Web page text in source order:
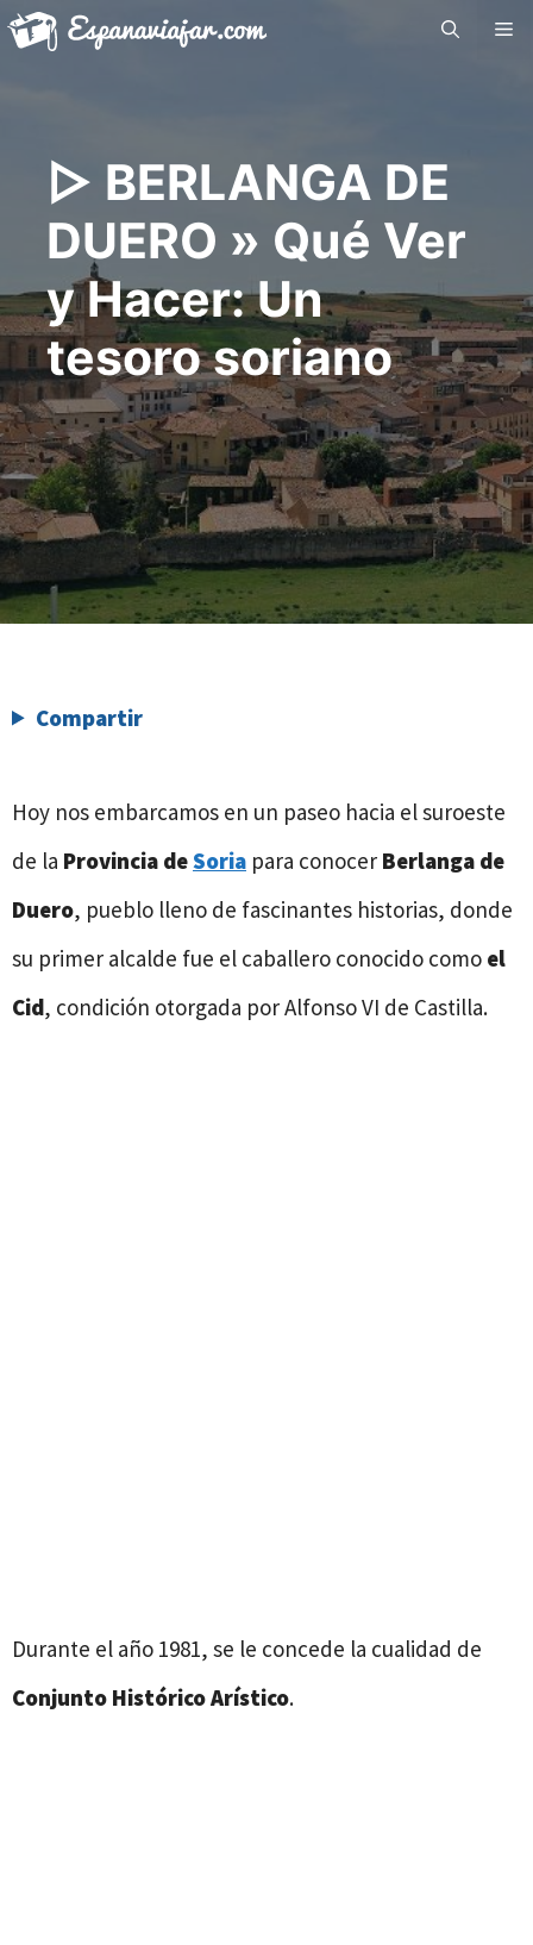
Saltar
▷ BERLANGA DE
DUERO » Qué Ver
y Hacer: Un
tesoro soriano
Compartir
Hoy nos embarcamos en un paseo hacia el suroeste
de la Provincia deSoria para conocer Berlanga de
Duero, pueblo lleno de fascinantes historias, donde
su primer alcalde fue el caballero conocido como el
Cid, condición otorgada por Alfonso VI de Castilla.
Durante el año 1981, se le concede la cualidad de
Conjunto Histórico Arístico.